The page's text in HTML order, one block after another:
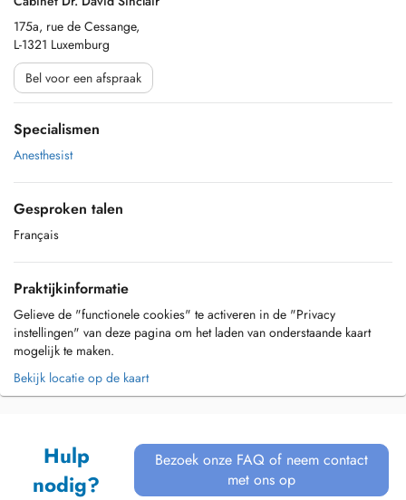
175a, rue de Cessange,
L-1321 Luxemburg
Bel voor een afspraak
Specialismen
Anesthesist
Gesproken talen
Français
Praktijkinformatie
Gelieve de "functionele cookies" te activeren in de "Privacy
instellingen" van deze pagina om het laden van onderstaande kaart
mogelijk te maken.
Bekijk locatie op de kaart
Hulp
nodig?
Bezoek onze FAQ of neem contact
met ons op